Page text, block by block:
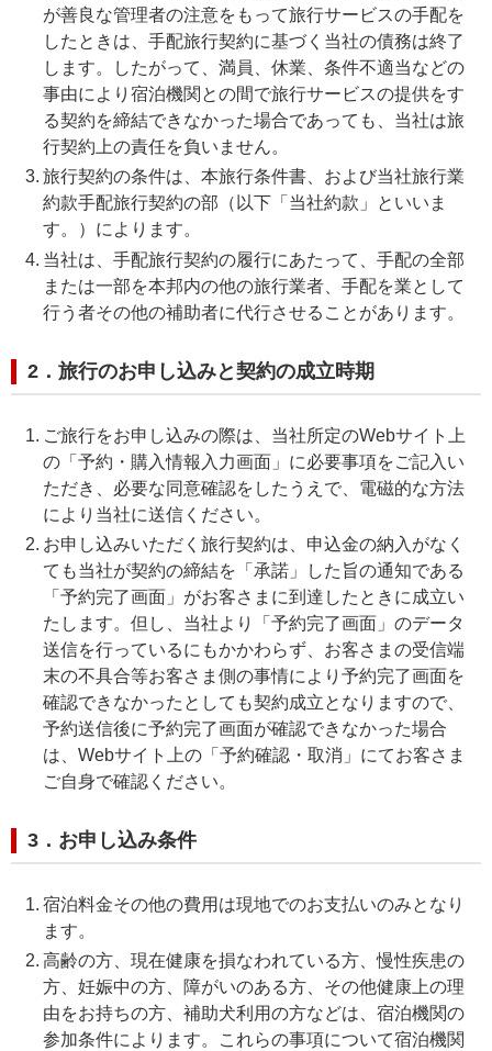
が善良な管理者の注意をもって旅行サービスの手配を
したときは、手配旅行契約に基づく当社の債務は終了
します。したがって、満員、休業、条件不適当などの
事由により宿泊機関との間で旅行サービスの提供をす
る契約を締結できなかった場合であっても、当社は旅
行契約上の責任を負いません。
旅行契約の条件は、本旅行条件書、および当社旅行業
約款手配旅行契約の部（以下「当社約款」といいま
す。）によります。
当社は、手配旅行契約の履行にあたって、手配の全部
または一部を本邦内の他の旅行業者、手配を業として
行う者その他の補助者に代行させることがあります。
2．旅行のお申し込みと契約の成立時期
ご旅行をお申し込みの際は、当社所定のWebサイト上
の「予約・購入情報入力画面」に必要事項をご記入い
ただき、必要な同意確認をしたうえで、電磁的な方法
により当社に送信ください。
お申し込みいただく旅行契約は、申込金の納入がなく
ても当社が契約の締結を「承諾」した旨の通知である
「予約完了画面」がお客さまに到達したときに成立い
たします。但し、当社より「予約完了画面」のデータ
送信を行っているにもかかわらず、お客さまの受信端
末の不具合等お客さま側の事情により予約完了画面を
確認できなかったとしても契約成立となりますので、
予約送信後に予約完了画面が確認できなかった場合
は、Webサイト上の「予約確認・取消」にてお客さま
ご自身で確認ください。
3．お申し込み条件
宿泊料金その他の費用は現地でのお支払いのみとなり
ます。
高齢の方、現在健康を損なわれている方、慢性疾患の
方、妊娠中の方、障がいのある方、その他健康上の理
由をお持ちの方、補助犬利用の方などは、宿泊機関の
参加条件によります。これらの事項について宿泊機関